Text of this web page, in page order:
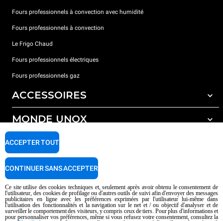
Fours professionnels à convection avec humidité
Fours professionnels à convection
Le Frigo Chaud
Fours professionnels électriques
Fours professionnels gaz
ACCESSOIRES
Tous les accessoires
Détergents pour lavage automatique
Détergents pour lavage manuel
Traitement de l'eau avec filtres à résine
Traitement de l'eau par osmose inverse
MONDE UNOX
Nos bureaux dans le monde
SUPPORT
Garantie Unox
Trouver les Revendeurs
Trouver les Centres SAV
AI Content Disclaimer Privacy policy Cookie policy
Ce site utilise des cookies techniques et, seulement après avoir obtenu le consentement de
l'utilisateur, des cookies de profilage ou d'autres outils de suivi afin d'envoyer des messages
publicitaires en ligne avec les préférences exprimées par l'utilisateur lui-même dans
l'utilisation des fonctionnalités et la navigation sur le net et / ou objectif d'analyser et de
surveiller le comportement des visiteurs, y compris ceux de tiers. Pour plus d'informations et
pour personnaliser vos préférences, même si vous refusez votre consentement, consultez la
ACCEPTER TOUT
CONTINUER SANS ACCEPTER